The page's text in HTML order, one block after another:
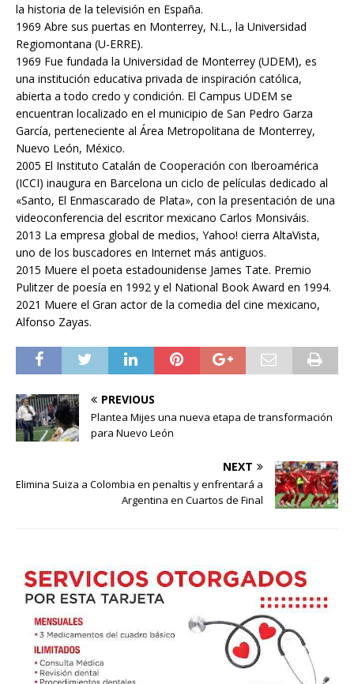
la historia de la televisión en España.
1969 Abre sus puertas en Monterrey, N.L., la Universidad
Regiomontana (U-ERRE).
1969 Fue fundada la Universidad de Monterrey (UDEM), es
una institución educativa privada de inspiración católica,
abierta a todo credo y condición. El Campus UDEM se
encuentran localizado en el municipio de San Pedro Garza
García, perteneciente al Área Metropolitana de Monterrey,
Nuevo León, México.
2005 El Instituto Catalán de Cooperación con Iberoamérica
(ICCI) inaugura en Barcelona un ciclo de películas dedicado al
«Santo, El Enmascarado de Plata», con la presentación de una
videoconferencia del escritor mexicano Carlos Monsiváis.
2013 La empresa global de medios, Yahoo! cierra AltaVista,
uno de los buscadores en Internet más antiguos.
2015 Muere el poeta estadounidense James Tate. Premio
Pulitzer de poesía en 1992 y el National Book Award en 1994.
2021 Muere el Gran actor de la comedia del cine mexicano,
Alfonso Zayas.
PREVIOUS
Plantea Mijes una nueva etapa de transformación
para Nuevo León
NEXT
Elimina Suiza a Colombia en penaltis y enfrentará a
Argentina en Cuartos de Final